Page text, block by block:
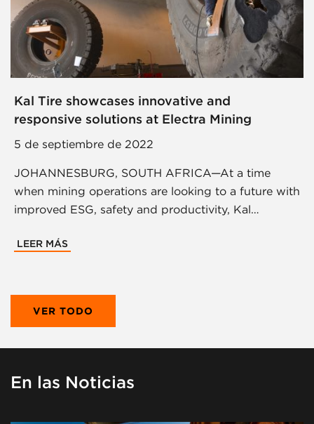
VER TODO
Kal Tire showcases innovative and
responsive solutions at Electra Mining
5 de septiembre de 2022
JOHANNESBURG, SOUTH AFRICA—At a time
when mining operations are looking to a future with
improved ESG, safety and productivity, Kal…
LEER MÁS
En las Noticias